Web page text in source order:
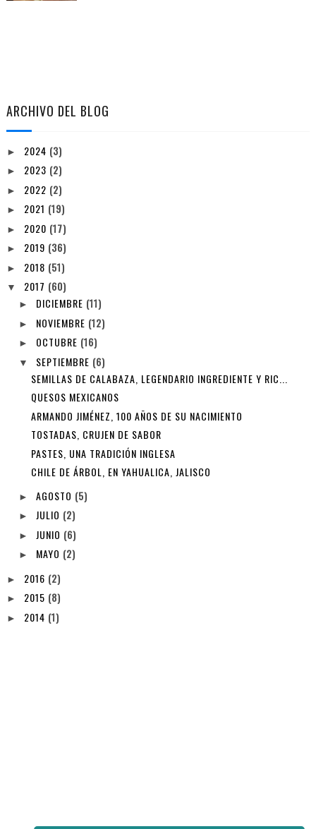
ARCHIVO DEL BLOG
► 2024 (3)
► 2023 (2)
► 2022 (2)
► 2021 (19)
► 2020 (17)
► 2019 (36)
► 2018 (51)
▼ 2017 (60)
► DICIEMBRE (11)
► NOVIEMBRE (12)
► OCTUBRE (16)
▼ SEPTIEMBRE (6)
SEMILLAS DE CALABAZA, LEGENDARIO INGREDIENTE Y RIC...
QUESOS MEXICANOS
ARMANDO JIMÉNEZ, 100 AÑOS DE SU NACIMIENTO
TOSTADAS, CRUJEN DE SABOR
PASTES, UNA TRADICIÓN INGLESA
CHILE DE ÁRBOL, EN YAHUALICA, JALISCO
► AGOSTO (5)
► JULIO (2)
► JUNIO (6)
► MAYO (2)
► 2016 (2)
► 2015 (8)
► 2014 (1)